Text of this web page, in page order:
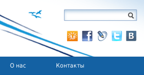
О нас Контакты